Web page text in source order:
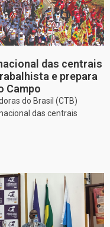
das centrais
e prepara
Campo
do Brasil (CTB)
das centrais